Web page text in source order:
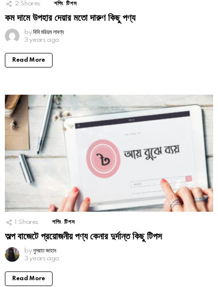
2 Shares শপিং টিপস
কম দামে উপহার দেয়ার মতো দারুণ কিছু পণ্য
by বিবি মরিয়ম লাবণ্য
3 years ago
Read More
Shares শপিং টিপস
অল্প বাজেটে প্রয়োজনীয় পণ্য কেনার দুর্দান্ত কিছু টিপস
by নুসরাত জাহান
3 years ago
Read More